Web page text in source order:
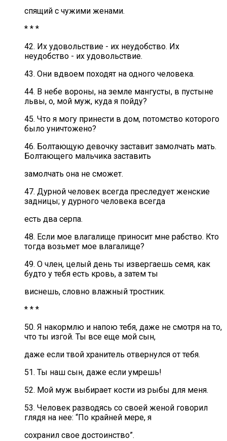
спящий с чужими женами.
* * *
42. Их удовольствие - их неудобство. Их
неудобство - их удовольствие.
43. Они вдвоем походят на одного человека.
44. В небе вороны, на земле мангусты, в пустыне
львы, о, мой муж, куда я пойду?
45. Что я могу принести в дом, потомство которого
было уничтожено?
46. Болтающую девочку заставит замолчать мать.
Болтающего мальчика заставить
замолчать она не сможет.
47. Дурной человек всегда преследует женские
задницы; у дурного человека всегда
есть два серпа.
48. Если мое влагалище приносит мне рабство. Кто
тогда возьмет мое влагалище?
49. О член, целый день ты извергаешь семя, как
будто у тебя есть кровь, а затем ты
виснешь, словно влажный тростник.
* * *
50. Я накормлю и напою тебя, даже не смотря на то,
что ты изгой. Ты все еще мой сын,
даже если твой хранитель отвернулся от тебя.
51. Ты наш сын, даже если умрешь!
52. Мой муж выбирает кости из рыбы для меня.
53. Человек разводясь со своей женой говорил
глядя на нее: “По крайней мере, я
сохранил свое достоинство”.